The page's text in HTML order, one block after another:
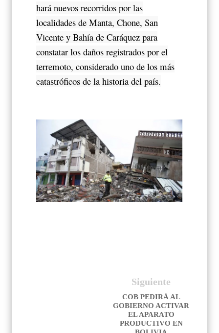
hará nuevos recorridos por las
localidades de Manta, Chone, San
Vicente y Bahía de Caráquez para
constatar los daños registrados por el
terremoto, considerado uno de los más
catastróficos de la historia del país.
Siguiente
COB PEDIRÁ AL
GOBIERNO ACTIVAR
EL APARATO
PRODUCTIVO EN